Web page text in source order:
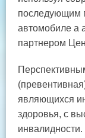
последующим
автомобиле а
партнером
являющихся
здоровья, с